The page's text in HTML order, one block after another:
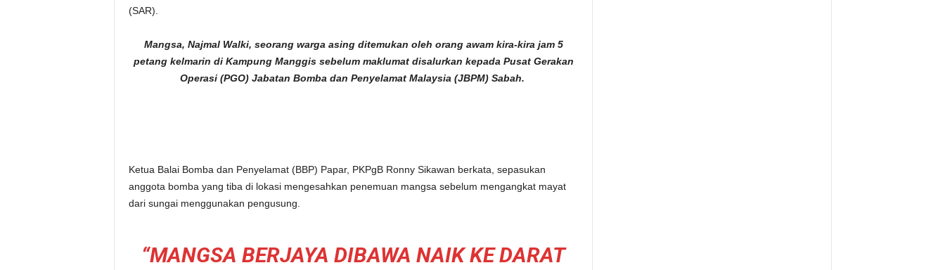
(SAR).
Mangsa, Najmal Walki, seorang warga asing ditemukan oleh orang awam kira-kira jam 5
petang kelmarin di Kampung Manggis sebelum maklumat disalurkan kepada Pusat Gerakan
Operasi (PGO) Jabatan Bomba dan Penyelamat Malaysia (JBPM) Sabah.
Ketua Balai Bomba dan Penyelamat (BBP) Papar, PKPgB Ronny Sikawan berkata, sepasukan
anggota bomba yang tiba di lokasi mengesahkan penemuan mangsa sebelum mengangkat mayat
dari sungai menggunakan pengusung.
“MANGSA BERJAYA DIBAWA NAIK KE DARAT